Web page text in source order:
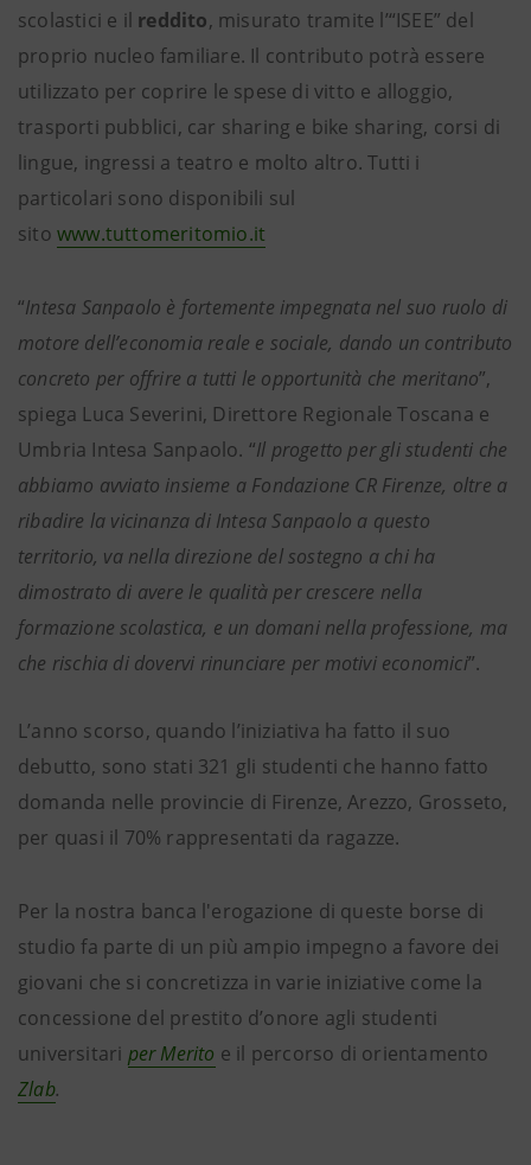
scolastici e il reddito, misurato tramite l’“ISEE” del
proprio nucleo familiare. Il contributo potrà essere
utilizzato per coprire le spese di vitto e alloggio,
trasporti pubblici, car sharing e bike sharing, corsi di
lingue, ingressi a teatro e molto altro. Tutti i
particolari sono disponibili sul
sito www.tuttomeritomio.it
“Intesa Sanpaolo è fortemente impegnata nel suo ruolo di
motore dell’economia reale e sociale, dando un contributo
concreto per offrire a tutti le opportunità che meritano”,
spiega Luca Severini, Direttore Regionale Toscana e
Umbria Intesa Sanpaolo. “Il progetto per gli studenti che
abbiamo avviato insieme a Fondazione CR Firenze, oltre a
ribadire la vicinanza di Intesa Sanpaolo a questo
territorio, va nella direzione del sostegno a chi ha
dimostrato di avere le qualità per crescere nella
formazione scolastica, e un domani nella professione, ma
che rischia di dovervi rinunciare per motivi economici”.
L’anno scorso, quando l’iniziativa ha fatto il suo
debutto, sono stati 321 gli studenti che hanno fatto
domanda nelle provincie di Firenze, Arezzo, Grosseto,
per quasi il 70% rappresentati da ragazze.
Per la nostra banca l'erogazione di queste borse di
studio fa parte di un più ampio impegno a favore dei
giovani che si concretizza in varie iniziative come la
concessione del prestito d’onore agli studenti
universitari per Merito e il percorso di orientamento
Zlab.